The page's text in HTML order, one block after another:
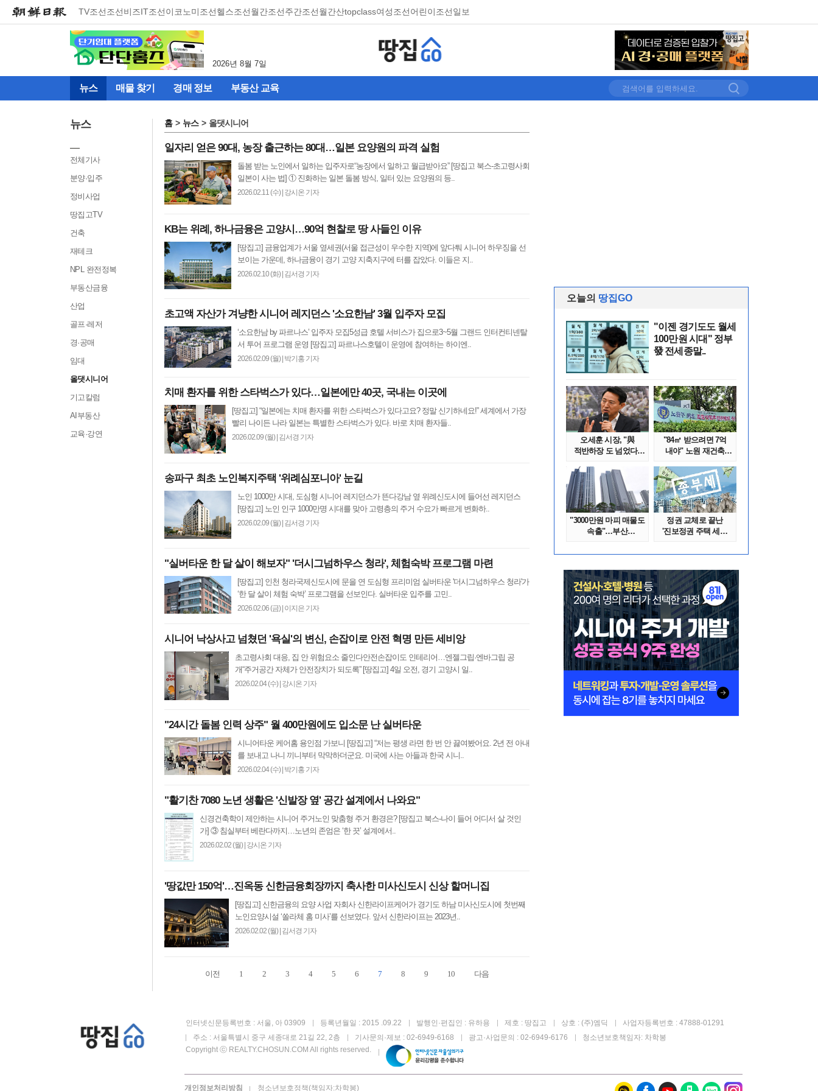
TV조선조선비즈IT조선이코노미조선헬스조선월간조선주간조선월간산topclass여성조선어린이조선일보
2026년 8월 7일
뉴스 매물 찾기 경매 정보 부동산 교육
뉴스
전체기사
분양·입주
정비사업
땅집고TV
건축
재테크
NPL 완전정복
부동산금융
산업
골프·레저
경·공매
임대
올댓시니어
기고칼럼
AI부동산
교육·강연
홈 뉴스 올댓시니어
일자리 얻은 90대, 농장 출근하는 80대…일본 요양원의 파격 실험
돌봄 받는 노인에서 일하는 입주자로“농장에서 일하고 월급받아요” [땅집고 북스-초고령사회
일본이 사는 법] ① 진화하는 일본 돌봄 방식, 일터 있는 요양원의 등..
2026.02.11 (수)| 강시온 기자
KB는 위례, 하나금융은 고양시…90억 현찰로 땅 사들인 이유
[땅집고] 금융업계가 서울 옆세권(서울 접근성이 우수한 지역)에 앞다퉈 시니어 하우징을 선
보이는 가운데, 하나금융이 경기 고양 지축지구에 터를 잡았다. 이들은 지..
2026.02.10 (화)| 김서경 기자
초고액 자산가 겨냥한 시니어 레지던스 '소요한남' 3월 입주자 모집
‘소요한남 by 파르나스’ 입주자 모집5성급 호텔 서비스가 집으로3~5월 그랜드 인터컨티넨탈
서 투어 프로그램 운영 [땅집고] 파르나스호텔이 운영에 참여하는 하이엔..
2026.02.09 (월)| 박기홍 기자
치매 환자를 위한 스타벅스가 있다…일본에만 40곳, 국내는 이곳에
[땅집고] “일본에는 치매 환자를 위한 스타벅스가 있다고요? 정말 신기하네요!” 세계에서 가장
빨리 나이든 나라 일본는 특별한 스타벅스가 있다. 바로 치매 환자들..
2026.02.09 (월)| 김서경 기자
송파구 최초 노인복지주택 '위례심포니아' 눈길
노인 1000만 시대, 도심형 시니어 레지던스가 뜬다강남 옆 위례신도시에 들어선 레지던스
[땅집고] 노인 인구 1000만명 시대를 맞아 고령층의 주거 수요가 빠르게 변화하..
2026.02.09 (월)| 김서경 기자
"실버타운 한 달 살이 해보자" '더시그넘하우스 청라', 체험숙박 프로그램 마련
[땅집고] 인천 청라국제신도시에 문을 연 도심형 프리미엄 실버타운 '더시그넘하우스 청라'가
‘한 달 살이 체험 숙박’ 프로그램을 선보인다. 실버타운 입주를 고민..
2026.02.06 (금)| 이지은 기자
시니어 낙상사고 넘쳤던 '욕실'의 변신, 손잡이로 안전 혁명 만든 세비앙
초고령사회 대응, 집 안 위험요소 줄인다안전손잡이도 인테리어…엔젤그립·엔바그립 공
개“주거공간 자체가 안전장치가 되도록” [땅집고] 4일 오전, 경기 고양시 일..
2026.02.04 (수)| 강시온 기자
"24시간 돌봄 인력 상주" 월 400만원에도 입소문 난 실버타운
시니어타운 케어홈 용인점 가보니 [땅집고] “저는 평생 라면 한 번 안 끓여봤어요. 2년 전 아내
를 보내고 나니 끼니부터 막막하더군요. 미국에 사는 아들과 한국 시니..
2026.02.04 (수)| 박기홍 기자
"활기찬 7080 노년 생활은 '신발장 옆' 공간 설계에서 나와요"
신경건축학이 제안하는 시니어 주거노인 맞춤형 주거 환경은? [땅집고 북스-나이 들어 어디서 살 것인
가] ③ 침실부터 베란다까지…노년의 존엄은 ‘한 끗’ 설계에서..
2026.02.02 (월)| 강시온 기자
'땅값만 150억'…진옥동 신한금융회장까지 축사한 미사신도시 신상 할머니집
[땅집고] 신한금융의 요양 사업 자회사 신한라이프케어가 경기도 하남 미사신도시에 첫번째
노인요양시설 ‘쏠라체 홈 미사’를 선보였다. 앞서 신한라이프는 2023년..
2026.02.02 (월)| 김서경 기자
이전 1 2 3 4 5 6 7 8 9 10 다음
오늘의 땅집GO
"이젠 경기도도 월세
100만원 시대" 정부
發 전세종말..
오세훈 시장, "與
적반하장 도 넘었다"
"84㎡ 받으려면 7억
내야" 노원 재건축
"3000만원 마피 매물도
속출"…부산
정권 교체로 끝난
'진보정권 주택 세금
인터넷신문등록번호 : 서울, 아 03909 등록년월일 : 2015 .09.22 발행인·편집인 : 유하용 제호 : 땅집고 상호 : (주)엠딕
사업자등록번호 : 47888-01291
주소 : 서울특별시 중구 세종대로 21길 22, 2층
기사문의·제보 : 02-6949-6168 광고·사업문의 : 02-6949-6176
청소년보호책임자: 차학봉
Copyright ⓒ REALTY.CHOSUN.COM All rights reserved.
개인정보처리방침 청소년보호정책(책임자:차학봉)